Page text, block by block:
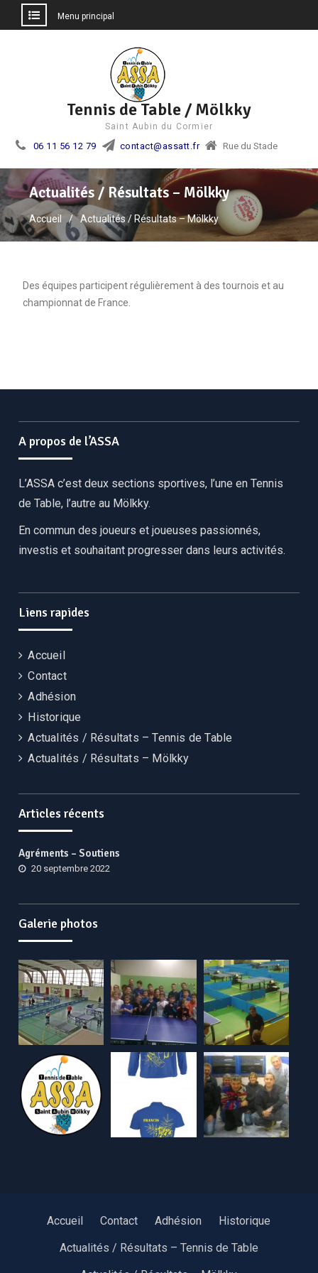
Menu principal
Tennis de Table / Mölkky
Saint Aubin du Cormier
06 11 56 12 79 contact@assatt.fr Rue du Stade
Actualités / Résultats – Mölkky
Accueil Actualités / Résultats – Mölkky
Des équipes participent régulièrement à des tournois et au
championnat de France.
A propos de l’ASSA
L’ASSA c’est deux sections sportives, l’une en Tennis
de Table, l’autre au Mölkky.
En commun des joueurs et joueuses passionnés,
investis et souhaitant progresser dans leurs activités.
Liens rapides
Accueil
Contact
Adhésion
Historique
Actualités / Résultats – Tennis de Table
Actualités / Résultats – Mölkky
Articles récents
Agréments – Soutiens
20 septembre 2022
Galerie photos
Accueil Contact Adhésion
Historique
Actualités / Résultats – Tennis de Table